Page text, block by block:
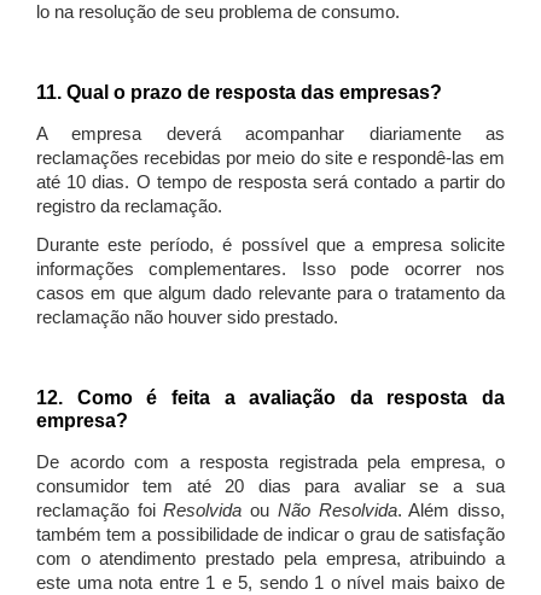
lo na resolução de seu problema de consumo.
11. Qual o prazo de resposta das empresas?
A empresa deverá acompanhar diariamente as
reclamações recebidas por meio do site e respondê-las em
até 10 dias. O tempo de resposta será contado a partir do
registro da reclamação.
Durante este período, é possível que a empresa solicite
informações complementares. Isso pode ocorrer nos
casos em que algum dado relevante para o tratamento da
reclamação não houver sido prestado.
12. Como é feita a avaliação da resposta da
empresa?
De acordo com a resposta registrada pela empresa, o
consumidor tem até 20 dias para avaliar se a sua
reclamação foiResolvida ou Não Resolvida. Além disso,
também tem a possibilidade de indicar o grau de satisfação
com o atendimento prestado pela empresa, atribuindo a
este uma nota entre 1 e 5, sendo 1 o nível mais baixo de